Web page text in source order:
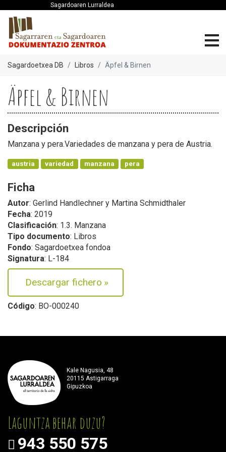
Sagardoaren Lurraldea
Sagardoetxea DB Libros Äpfel & Birnen
Äpfel & Birnen
Descripción
Manzana y pera.Variedades de manzana y pera de Austria.
austria variedad manzana pera
Ficha
Autor: Gerlind Handlechner y Martina Schmidthaler
Fecha: 2019
Clasificación: 1.3. Manzana
Tipo documento: Libros
Fondo: Sagardoetxea fondoa
Signatura: L-184
Descargar fichero »
Código: BO-000240
Kale Nagusia, 48
20115 Astigarraga
Gipuzkoa
Laguntza behar duzu?
943 550 575